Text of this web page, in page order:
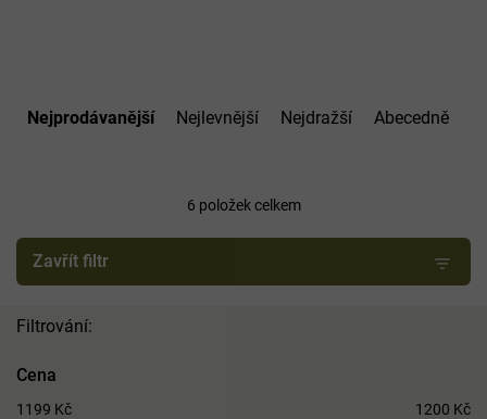
p
o
u
t
ů
Nejprodávanější Nejlevnější Nejdražší Abecedně
6 položek celkem
Zavřít filtr
Cena
1199 Kč 1200 Kč